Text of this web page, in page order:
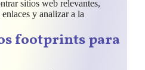
sitios web relevantes,
y analizar a la
footprints para